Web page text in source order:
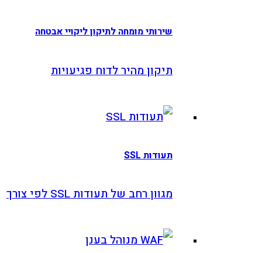
שירותי מומחה לתיקון ליקויי אבטחה
תיקון מהיר לדוח פגיעויות
מגוון רחב של תעודות SSL לפי צורך